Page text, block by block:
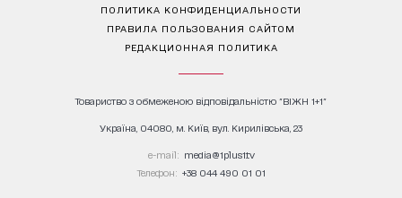
ПОЛИТИКА КОНФИДЕНЦИАЛЬНОСТИ
ПРАВИЛА ПОЛЬЗОВАНИЯ САЙТОМ
РЕДАКЦИОННАЯ ПОЛИТИКА
Товариство з обмеженою відповідальністю "ВІЖН 1+1"
Україна, 04080, м. Київ, вул. Кирилівська, 23
е-mail: media@1plus1.tv
Телефон: +38 044 490 01 01